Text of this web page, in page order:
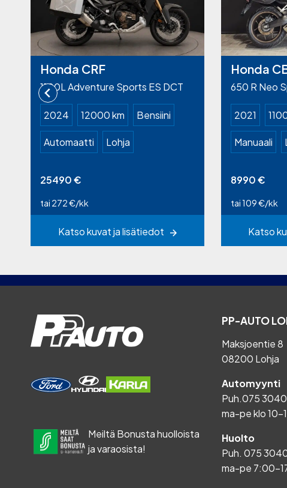
Honda CRF
1100L Adventure Sports ES DCT
2024 12000 km Bensiini
Automaatti Lohja
25490€
tai 272 €/kk
Katso kuvat ja lisätiedot
Honda
650 R Neo
2021
Manuaali
8990€
tai 109 €/kk
Katso
Meiltä Bonusta huolloista
ja varaosista!
PP-AUTO
Maksjoentie 8
08200 Lohja
Automyynti
Puh.075
ma-pe klo 10-
Huolto
Puh. 075
ma-pe 7:00-